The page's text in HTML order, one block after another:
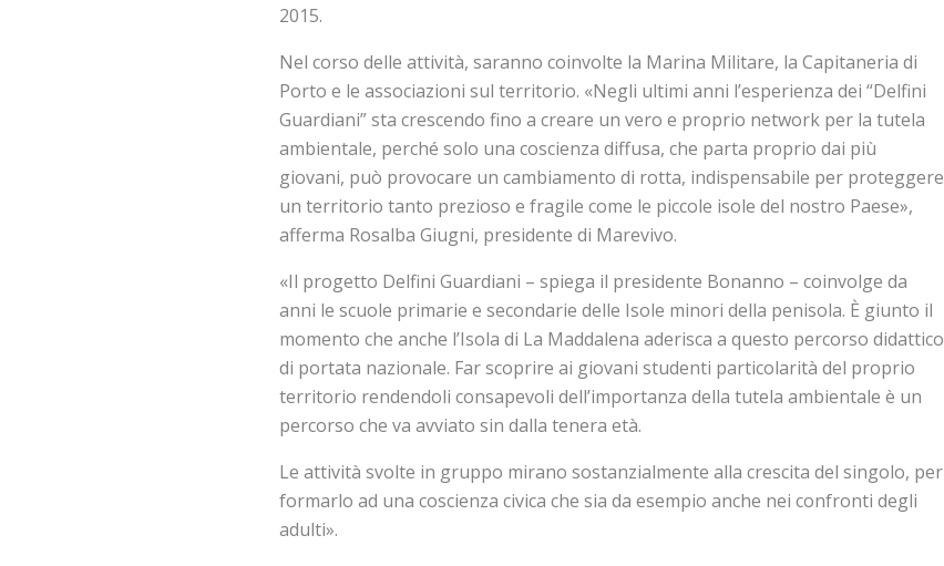
2015.
Nel corso delle attività, saranno coinvolte la Marina Militare, la Capitaneria di
Porto e le associazioni sul territorio. «Negli ultimi anni l’esperienza dei “Delfini
Guardiani” sta crescendo fino a creare un vero e proprio network per la tutela
ambientale, perché solo una coscienza diffusa, che parta proprio dai più
giovani, può provocare un cambiamento di rotta, indispensabile per proteggere
un territorio tanto prezioso e fragile come le piccole isole del nostro Paese»,
afferma Rosalba Giugni, presidente di Marevivo.
«Il progetto Delfini Guardiani – spiega il presidente Bonanno – coinvolge da
anni le scuole primarie e secondarie delle Isole minori della penisola. È giunto il
momento che anche l’Isola di La Maddalena aderisca a questo percorso didattico
di portata nazionale. Far scoprire ai giovani studenti particolarità del proprio
territorio rendendoli consapevoli dell’importanza della tutela ambientale è un
percorso che va avviato sin dalla tenera età.
Le attività svolte in gruppo mirano sostanzialmente alla crescita del singolo, per
formarlo ad una coscienza civica che sia da esempio anche nei confronti degli
adulti».